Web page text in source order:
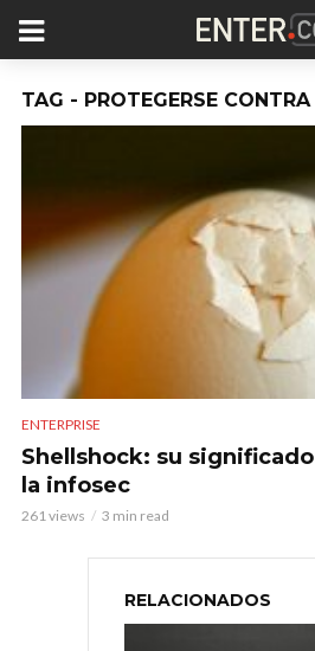
TAG - PROTEGERSE
ENTERPRISE
Shellshock: su
la infosec
261 views 3 min read
RELACIONADOS